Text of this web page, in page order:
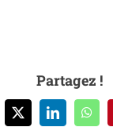
Partagez !
X LinkedIn